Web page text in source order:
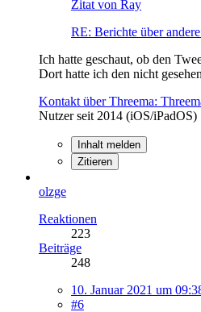
Zitat von Ray
RE: Berichte über
Ich hatte geschaut, ob den
Dort hatte ich den nicht
Kontakt über Threema:
Nutzer seit 2014 (iOS/iPadOS) |
Inhalt melden
Zitieren
olzge
Reaktionen
223
Beiträge
248
10. Januar 2021 um
#6